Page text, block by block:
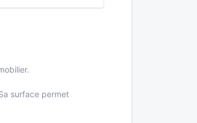
surface permet